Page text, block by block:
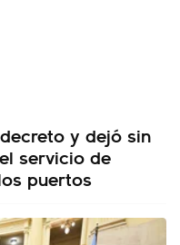
y dejó sin
servicio de
puertos